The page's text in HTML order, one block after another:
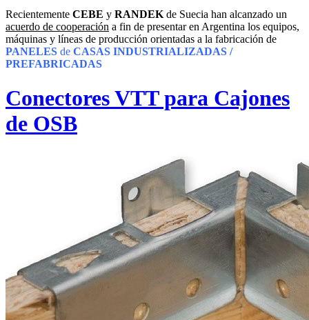
Recientemente CEBE y RANDEK de Suecia han alcanzado un
acuerdo de cooperación a fin de presentar en Argentina los equipos,
máquinas y líneas de producción orientadas a la fabricación de
PANELES de CASAS INDUSTRIALIZADAS /
PREFABRICADAS
Conectores VTT para Cajones
de OSB